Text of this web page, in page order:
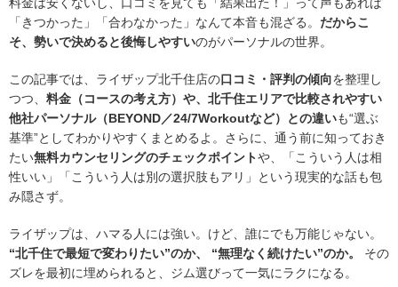
「きつかった」「合わなかった」なんて本音も混ざる。 だからこ
そ、勢いで決めると後悔しやすいのがパーソナルの世界。
この記事では、ライザップ北千住店の口コミ・評判の傾向を整理し
つつ、 料金（コースの考え方）や、北千住エリアで比較されやすい
他社パーソナル（BEYOND／24/7Workoutなど）との違いも“選ぶ
基準”としてわかりやすくまとめるよ。さらに、通う前に知っておき
たい無料カウンセリングのチェックポイントや、「こういう人は相
性いい」「こういう人は別の選択肢もアリ」という現実的な話も包
み隠さず。
ライザップは、ハマる人には強い。けど、誰にでも万能じゃない。
“北千住で最短で変わりたい”のか、 “無理なく続けたい”のか。
その
ズレを最初に埋められると、ジム選びって一気にラクになる。